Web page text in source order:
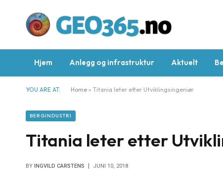
Hjem Anlegg og infrastruktur Aktuelt
YOU ARE AT: Home » Titania leter etter Utviklingsingeniør
BERGINDUSTRI
Titania leter etter
BY INGVILD CARSTENS JUNI 10, 2018